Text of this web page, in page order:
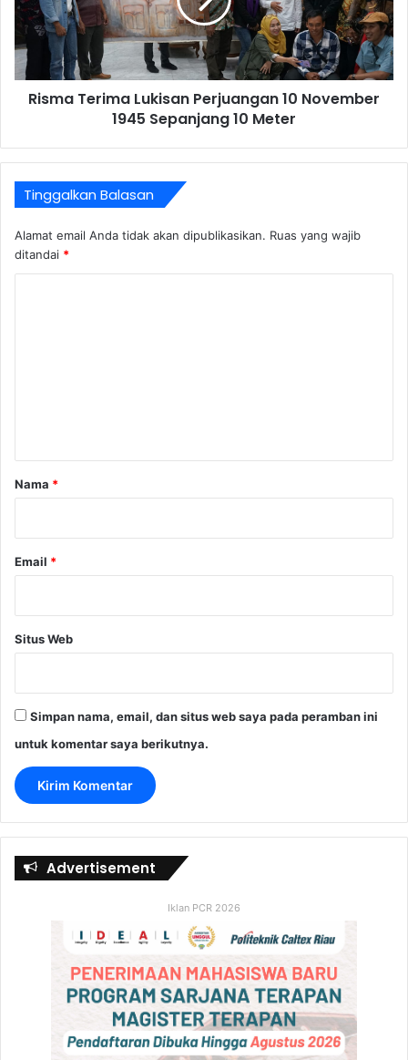
Risma Terima Lukisan Perjuangan 10 November
1945 Sepanjang 10 Meter
Tinggalkan Balasan
Alamat email Anda tidak akan dipublikasikan. Ruas yang wajib
ditandai *
r
Nama *
Email *
Situs Web
Simpan nama, email, dan situs web saya pada peramban ini
untuk komentar saya berikutnya.
Advertisement
Iklan PCR 2026